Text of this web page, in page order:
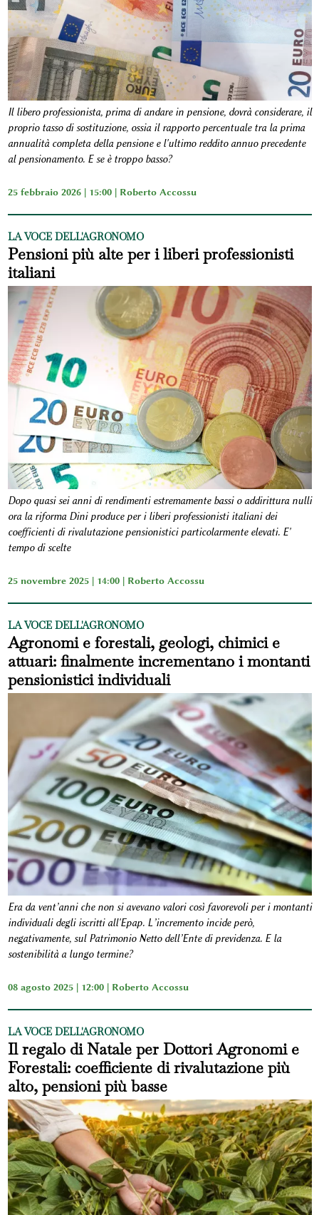
Il libero professionista, prima di andare in pensione, dovrà considerare, il
proprio tasso di sostituzione, ossia il rapporto percentuale tra la prima
annualità completa della pensione e l'ultimo reddito annuo precedente
al pensionamento. E se è troppo basso?
25 febbraio 2026 | 15:00 | Roberto Accossu
LA VOCE DELL'AGRONOMO
Pensioni più alte per i liberi professionisti
italiani
Dopo quasi sei anni di rendimenti estremamente bassi o addirittura nulli
ora la riforma Dini produce per i liberi professionisti italiani dei
coefficienti di rivalutazione pensionistici particolarmente elevati. E'
tempo di scelte
25 novembre 2025 | 14:00 | Roberto Accossu
LA VOCE DELL'AGRONOMO
Agronomi e forestali, geologi, chimici e
attuari: finalmente incrementano i montanti
pensionistici individuali
Era da vent’anni che non si avevano valori così favorevoli per i montanti
individuali degli iscritti all'Epap. L’incremento incide però,
negativamente, sul Patrimonio Netto dell’Ente di previdenza. E la
sostenibilità a lungo termine?
08 agosto 2025 | 12:00 | Roberto Accossu
LA VOCE DELL'AGRONOMO
Il regalo di Natale per Dottori Agronomi e
Forestali: coefficiente di rivalutazione più
alto, pensioni più basse